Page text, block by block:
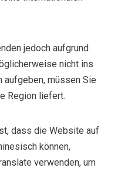
jedoch aufgrund
nicht ins
aufgeben, müssen Sie
Region liefert.
dass die Website auf
können,
verwenden, um